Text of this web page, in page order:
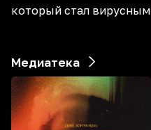
который стал
Медиатека